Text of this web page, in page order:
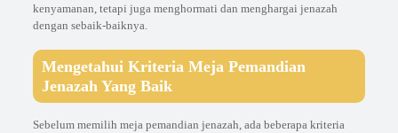
kenyamanan, tetapi juga menghormati dan menghargai jenazah
dengan sebaik-baiknya.
Mengetahui Kriteria Meja Pemandian
Jenazah Yang Baik
Sebelum memilih meja pemandian jenazah, ada beberapa kriteria